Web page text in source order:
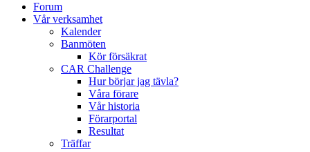
Forum
Vår verksamhet
Kalender
Banmöten
Kör försäkrat
CAR Challenge
Hur börjar jag tävla?
Våra förare
Vår historia
Förarportal
Resultat
Träffar